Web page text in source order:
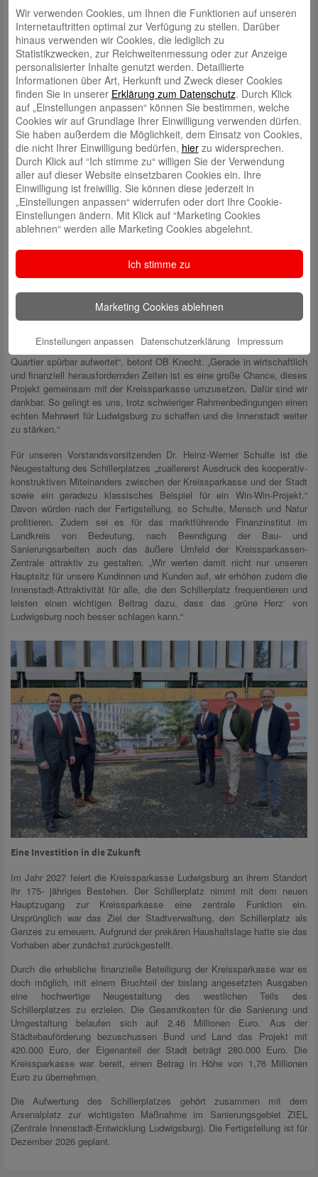
Unser auf dem Schillerplatz stehende große Weltrekord-Sparschwein
„Louise“ wird wieder in die Platzgestaltung integriert. Eine großzügige,
langgestreckte Treppenanlage schließt die Teilfläche des Schillerplatzes
im Norden ab. Im südlichen Bereich zur Schillerstraße hin wird der
öffentliche Zugang zu unserer Hauptstelle mit Stufen neu eingerichtet.
Die westliche Fahrbahn der Straße Schillerplatz, die heute bereits
aufgrund der Baumaßnahme stillgelegt ist, gehört künftig zur
Platzfläche.
Ziele der Neugestaltung
„Die Neugestaltung des Schillerplatzes ist ein wichtiges Zukunftsprojekt
für unsere Innenstadt. Hier entsteht ein Ort mit mehr Grün, Schatten
und Aufenthaltsqualität, der im Sommer für Abkühlung sorgt und das
Quartier spürbar aufwertet“, betont OB Knecht. „Gerade in wirtschaftlich
und finanziell herausfordernden Zeiten ist es eine große Chance, dieses
Projekt gemeinsam mit der Kreissparkasse umzusetzen. Dafür sind wir
dankbar. So gelingt es uns, trotz schwieriger Rahmenbedingungen einen
echten Mehrwert für Ludwigsburg zu schaffen und die Innenstadt weiter
zu stärken.“
Für unseren Vorstandsvorsitzenden Dr. Heinz-Werner Schulte ist die
Neugestaltung des Schillerplatzes „zuallererst Ausdruck des kooperativ-
konstruktiven Miteinanders zwischen der Kreissparkasse und der Stadt
sowie ein geradezu klassisches Beispiel für ein Win-Win-Projekt.“
Davon würden nach der Fertigstellung, so Schulte, Mensch und Natur
profitieren. Zudem sei es für das marktführende Finanzinstitut im
Landkreis von Bedeutung, nach Beendigung der Bau- und
Sanierungsarbeiten auch das äußere Umfeld der Kreissparkassen-
Zentrale attraktiv zu gestalten. „Wir werten damit nicht nur unseren
Hauptsitz für unsere Kundinnen und Kunden auf, wir erhöhen zudem die
Innenstadt-Attraktivität für alle, die den Schillerplatz frequentieren und
leisten einen wichtigen Beitrag dazu, dass das ‚grüne Herz‘ von
Ludwigsburg noch besser schlagen kann.“
Eine Investition in die Zukunft
Im Jahr 2027 feiert die Kreissparkasse Ludwigsburg an ihrem Standort
ihr 175- jähriges Bestehen. Der Schillerplatz nimmt mit dem neuen
Hauptzugang zur Kreissparkasse eine zentrale Funktion ein.
Ursprünglich war das Ziel der Stadtverwaltung, den Schillerplatz als
Ganzes zu erneuern. Aufgrund der prekären Haushaltslage hatte sie das
Vorhaben aber zunächst zurückgestellt.
Durch die erhebliche finanzielle Beteiligung der Kreissparkasse war es
doch möglich, mit einem Bruchteil der bislang angesetzten Ausgaben
eine hochwertige Neugestaltung des westlichen Teils des
Schillerplatzes zu erzielen. Die Gesamtkosten für die Sanierung und
Umgestaltung belaufen sich auf 2,46 Millionen Euro. Aus der
Städtebauförderung bezuschussen Bund und Land das Projekt mit
420.000 Euro, der Eigenanteil der Stadt beträgt 280.000 Euro. Die
Kreissparkasse war bereit, einen Betrag in Höhe von 1,76 Millionen
Euro zu übernehmen.
Die Aufwertung des Schillerplatzes gehört zusammen mit dem
Arsenalplatz zur wichtigsten Maßnahme im Sanierungsgebiet ZIEL
(Zentrale Innenstadt-Entwicklung Ludwigsburg). Die Fertigstellung ist für
Dezember 2026 geplant.
Wir verwenden Cookies, um Ihnen die Funktionen auf unseren
Internetauftritten optimal zur Verfügung zu stellen. Darüber
hinaus verwenden wir Cookies, die lediglich zu
Statistikzwecken, zur Reichweitenmessung oder zur Anzeige
personalisierter Inhalte genutzt werden. Detaillierte
Informationen über Art, Herkunft und Zweck dieser Cookies
finden Sie in unserer Erklärung zum Datenschutz. Durch Klick
auf „Einstellungen anpassen“ können Sie bestimmen, welche
Cookies wir auf Grundlage Ihrer Einwilligung verwenden dürfen.
Sie haben außerdem die Möglichkeit, dem Einsatz von Cookies,
die nicht Ihrer Einwilligung bedürfen, hierzu widersprechen.
Durch Klick auf “Ich stimme zu“ willigen Sie der Verwendung
aller auf dieser Website einsetzbaren Cookies ein. Ihre
Einwilligung ist freiwillig. Sie können diese jederzeit in
„Einstellungen anpassen“ widerrufen oder dort Ihre Cookie-
Einstellungen ändern. Mit Klick auf “Marketing Cookies
ablehnen“ werden alle Marketing Cookies abgelehnt.
Ich stimme zu
Marketing Cookies ablehnen
Einstellungen anpassen Datenschutzerklärung Impressum